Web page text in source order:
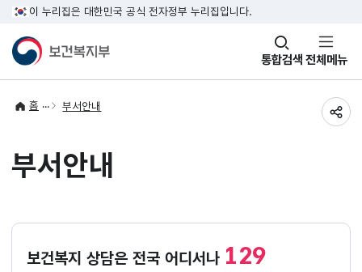
이 누리집은 대한민국 공식 전자정부 누리집입니다.
통합검색
창
열기 전체메뉴
홈 부서안내
부서안내
보건복지 상담은 전국 어디서나 129